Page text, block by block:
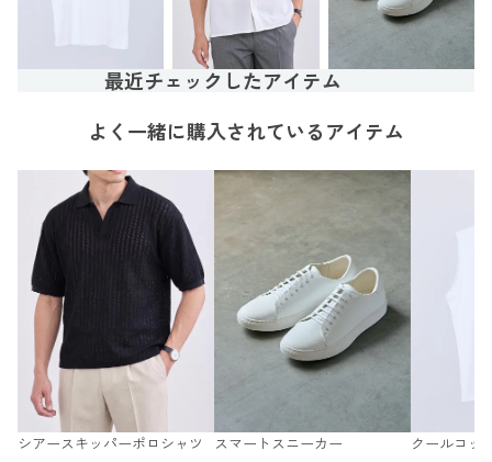
最近チェックしたアイテム
よく一緒に購入されているアイテム
シアースキッパーポロシャツ
スマートスニーカー
クールコッ